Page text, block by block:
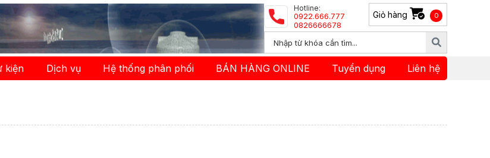
Hotline:
0922.666.777
0826666678
Giỏ hàng 0
kiện Dịch vụ Hệ thống phân phối BÁN HÀNG ONLINE Tuyển dụng Liên hệ